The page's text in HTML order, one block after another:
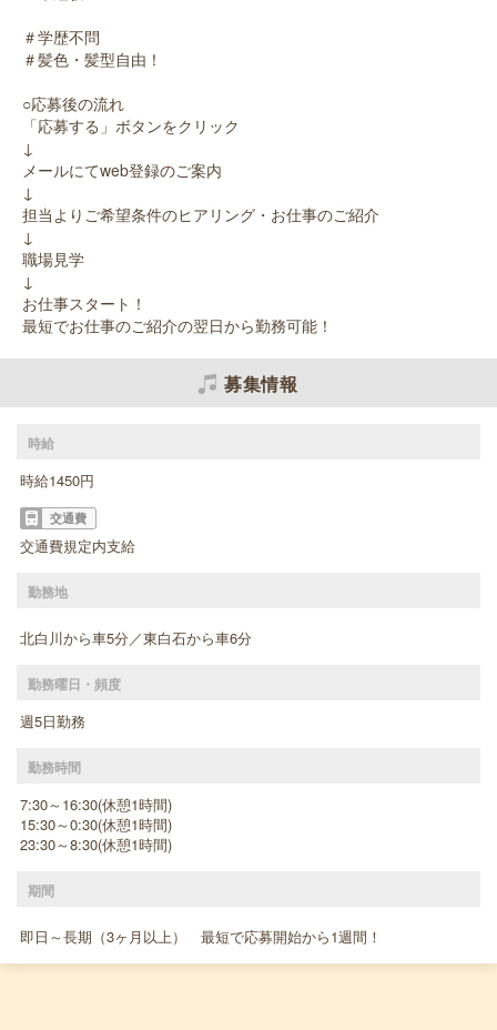
＃学歴不問
＃髪色・髪型自由！
○応募後の流れ
「応募する」ボタンをクリック
↓
メールにてweb登録のご案内
↓
担当よりご希望条件のヒアリング・お仕事のご紹介
↓
職場見学
↓
お仕事スタート！
最短でお仕事のご紹介の翌日から勤務可能！
募集情報
時給
時給1450円
交通費
交通費規定内支給
勤務地
北白川から車5分／東白石から車6分
勤務曜日・頻度
週5日勤務
勤務時間
7:30～16:30(休憩1時間)
15:30～0:30(休憩1時間)
23:30～8:30(休憩1時間)
期間
即日～長期（3ヶ月以上） 最短で応募開始から1週間！